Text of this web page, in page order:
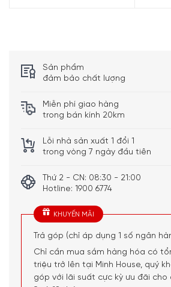
Tiết kiệm năng lượng
Sản phẩm
đảm bảo chất lượng
Miễn phí giao hàng
trong bán kính 20km
Lỗi nhà sản xuất 1 đổi 1
trong vòng 7 ngày đầu tiên
Thứ 2 - CN: 08:30 - 21:00
Hotline: 1900 6774
KHUYẾN MÃI
Trả góp (chỉ áp dụng 1 số ngân
Chỉ cần mua sắm hàng hóa có
triệu trở lên tại Minh House, quý
góp với lãi suất cực kỳ ưu đãi cho